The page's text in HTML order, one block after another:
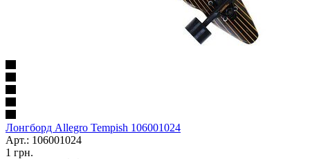
Лонгборд Allegro Tempish 106001024
Арт.: 106001024
1 грн.